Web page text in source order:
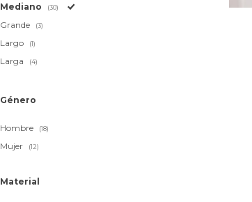
Mediano (30)
Grande (3)
Largo (1)
Larga (4)
Género
Hombre (18)
Mujer (12)
Material